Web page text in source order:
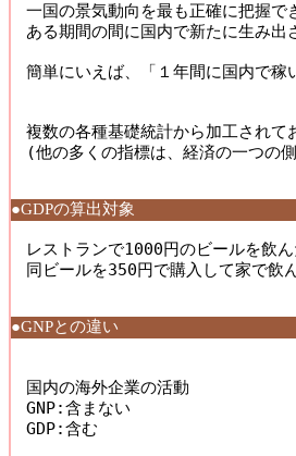
一国の景気動向を最も正確に把握で
ある期間の間に国内で新たに生み
簡単にいえば、「１年間に国内で稼
複数の各種基礎統計から加工され
(他の多くの指標は、経済の一つの
●GDPの算出対象
レストランで1000円のビールを飲
同ビールを350円で購入して家で飲
●GNPとの違い
国内の海外企業の活動
GNP:含まない
GDP:含む